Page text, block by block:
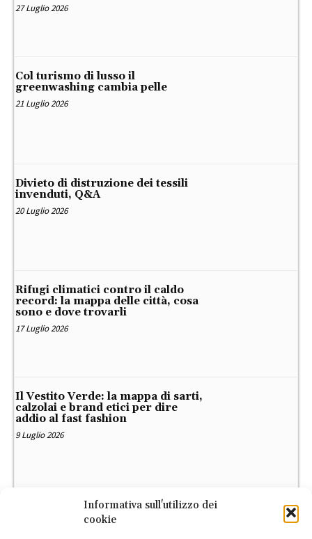
Informativa sull'utilizzo dei
cookie
27 Luglio 2026
Col turismo di lusso il
greenwashing cambia pelle
21 Luglio 2026
Divieto di distruzione dei tessili
invenduti, Q&A
20 Luglio 2026
Rifugi climatici contro il caldo
record: la mappa delle città, cosa
sono e dove trovarli
17 Luglio 2026
Il Vestito Verde: la mappa di sarti,
calzolai e brand etici per dire
addio al fast fashion
9 Luglio 2026